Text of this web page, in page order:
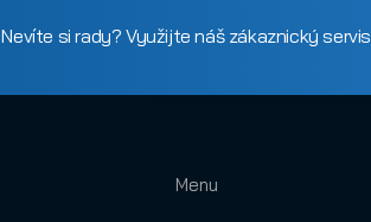
Nevíte si rady? Využijte náš zákaznický servis
Menu